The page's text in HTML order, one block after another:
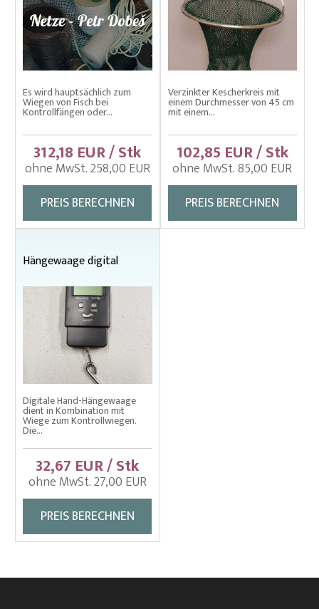
Es wird hauptsächlich zum
Wiegen von Fisch bei
Kontrollfängen oder...
312,18 EUR / Stk
ohne MwSt. 258,00 EUR
PREIS BERECHNEN
Verzinkter Kescherkreis mit
einem Durchmesser von 45 cm
mit einem...
102,85 EUR / Stk
ohne MwSt. 85,00 EUR
PREIS BERECHNEN
Hängewaage digital
Digitale Hand-Hängewaage
dient in Kombination mit
Wiege zum Kontrollwiegen.
Die...
32,67 EUR / Stk
ohne MwSt. 27,00 EUR
PREIS BERECHNEN